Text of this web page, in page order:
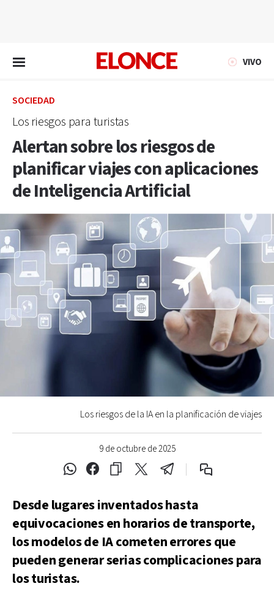
VIVO
SOCIEDAD
Los riesgos para turistas
Alertan sobre los riesgos de
planificar viajes con aplicaciones
de Inteligencia Artificial
9 de octubre de 2025
Los riesgos de la IA en la planificación de viajes
Desde lugares inventados hasta
equivocaciones en horarios de transporte,
los modelos de IA cometen errores que
pueden generar serias complicaciones para
los turistas.